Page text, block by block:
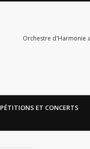
Orchestre d'Harmonie
ET CONCERTS